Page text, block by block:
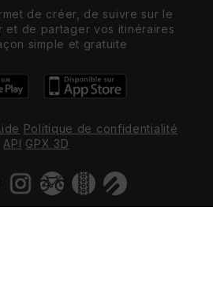
de créer, de suivre sur le
et de partager vos itinéraires
simple et gratuite
Politique de confidentialité
API GPX 3D